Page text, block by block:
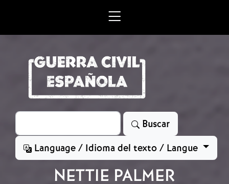
Search
Buscar
Language / Idioma del texto / Langue
NETTIE PALMER